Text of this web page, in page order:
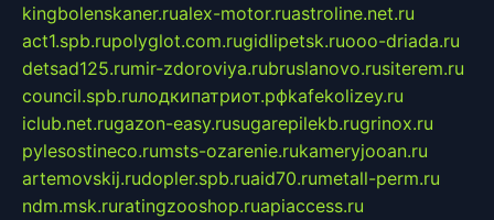
kingbolenskaner.rualex-motor.ruastroline.net.ru
act1.spb.rupolyglot.com.rugidlipetsk.ruooo-driada.ru
detsad125.rumir-zdoroviya.rubruslanovo.rusiterem.ru
council.spb.ruлодкипатриот.рфkafekolizey.ru
iclub.net.rugazon-easy.rusugarepilekb.rugrinox.ru
pylesostineco.rumsts-ozarenie.rukameryjooan.ru
artemovskij.rudopler.spb.ruaid70.rumetall-perm.ru
ndm.msk.ruratingzooshop.ruapiaccess.ru